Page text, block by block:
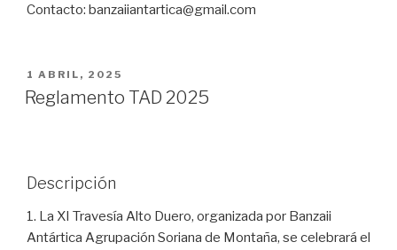
Contacto: banzaiiantartica@gmail.com
PUBLICADO
EL
1 ABRIL, 2025
Reglamento TAD 2025
Descripción
1. La XI Travesía Alto Duero, organizada por Banzaii
Antártica Agrupación Soriana de Montaña, se celebrará el